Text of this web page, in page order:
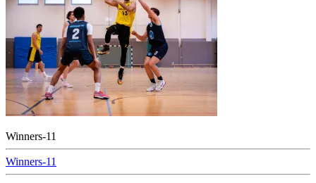
Winners-11
Beitragsnavigation
Winners-11